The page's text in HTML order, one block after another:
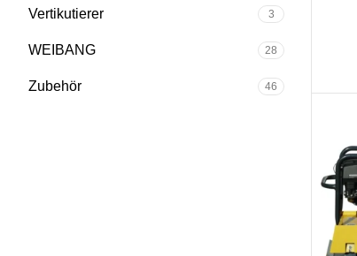
Vertikutierer 3
WEIBANG 28
Zubehör 46